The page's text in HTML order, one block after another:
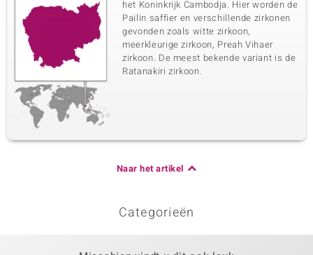
het Koninkrijk Cambodja. Hier worden de
Pailin saffier en verschillende zirkonen
gevonden zoals witte zirkoon,
meerkleurige zirkoon, Preah Vihaer
zirkoon. De meest bekende variant is de
Ratanakiri zirkoon.
Naar het artikel
Categorieën